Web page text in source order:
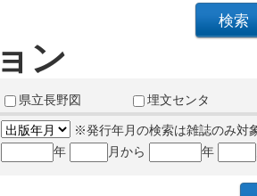
ン
県立長野図
埋文センタ
※発行年月の検索は雑誌のみ対
年
月から 年